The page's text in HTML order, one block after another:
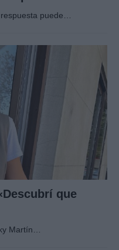
puede…
que
Martín…